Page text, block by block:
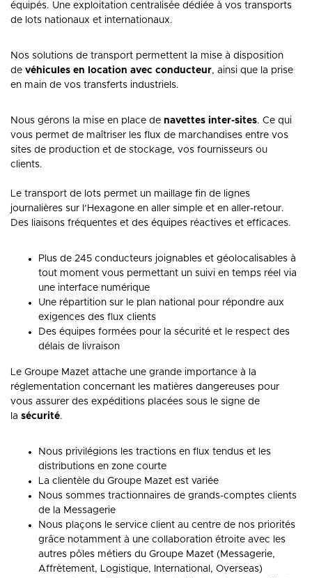
équipés. Une exploitation centralisée dédiée à vos transports
de lots nationaux et internationaux.
Nos solutions de transport permettent la mise à disposition
de véhicules en location avec conducteur, ainsi que la prise
en main de vos transferts industriels.
Nous gérons la mise en place de navettes inter-sites. Ce qui
vous permet de maîtriser les flux de marchandises entre vos
sites de production et de stockage, vos fournisseurs ou
clients.
Le transport de lots permet un maillage fin de lignes
journalières sur l’Hexagone en aller simple et en aller-retour.
Des liaisons fréquentes et des équipes réactives et efficaces.
Plus de 245 conducteurs joignables et géolocalisables à
tout moment vous permettant un suivi en temps réel via
une interface numérique
Une répartition sur le plan national pour répondre aux
exigences des flux clients
Des équipes formées pour la sécurité et le respect des
délais de livraison
Le Groupe Mazet attache une grande importance à la
réglementation concernant les matières dangereuses pour
vous assurer des expéditions placées sous le signe de
la sécurité.
Nous privilégions les tractions en flux tendus et les
distributions en zone courte
La clientèle du Groupe Mazet est variée
Nous sommes tractionnaires de grands-comptes clients
de la Messagerie
Nous plaçons le service client au centre de nos priorités
grâce notamment à une collaboration étroite avec les
autres pôles métiers du Groupe Mazet (Messagerie,
Affrètement, Logistique, International, Overseas)